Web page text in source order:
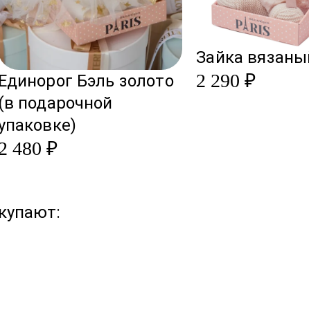
Единорог Бэль золото
(в подарочной
480 ₽
Зайка
2 290 ₽